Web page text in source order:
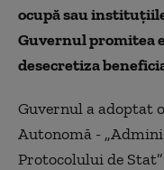
ocupă sau
Guvernul promitea
desecretiza
Guvernul a adoptat
Autonomă -
Protocolului de